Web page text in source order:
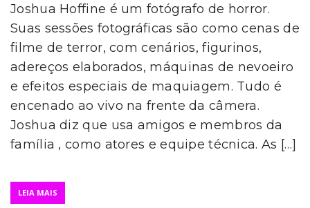
Joshua Hoffine é um fotógrafo de horror.
Suas sessões fotográficas são como cenas de
filme de terror, com cenários, figurinos,
adereços elaborados, máquinas de nevoeiro
e efeitos especiais de maquiagem. Tudo é
encenado ao vivo na frente da câmera.
Joshua diz que usa amigos e membros da
família , como atores e equipe técnica. As […]
LEIA MAIS